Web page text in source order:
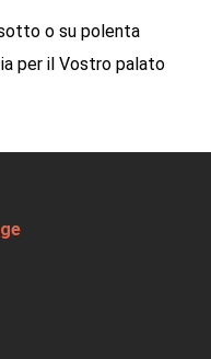
o su polenta
per il Vostro palato